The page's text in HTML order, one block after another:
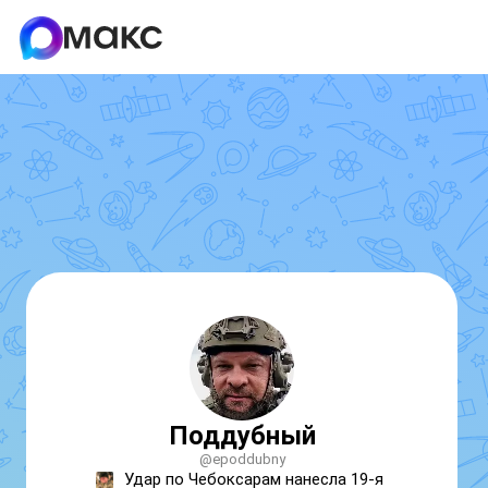
Поддубный
@epoddubny
Удар по Чебоксарам нанесла 19-я